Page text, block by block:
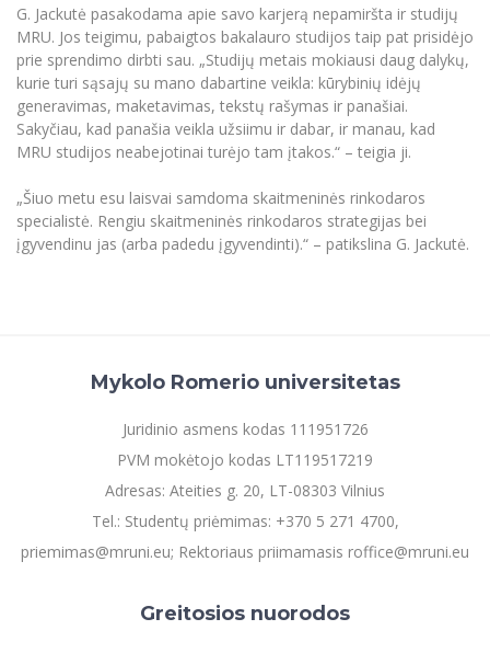
MRU mobilios programėlės
Pagalbos sistema
Profesinė sąjunga
Kontaktų paieška
G. Jackutė pasakodama apie savo karjerą nepamiršta ir studijų
MRU. Jos teigimu, pabaigtos bakalauro studijos taip pat prisidėjo
prie sprendimo dirbti sau. „Studijų metais mokiausi daug dalykų,
kurie turi sąsajų su mano dabartine veikla: kūrybinių idėjų
generavimas, maketavimas, tekstų rašymas ir panašiai.
Sakyčiau, kad panašia veikla užsiimu ir dabar, ir manau, kad
MRU studijos neabejotinai turėjo tam įtakos.“ – teigia ji.
„Šiuo metu esu laisvai samdoma skaitmeninės rinkodaros
specialistė. Rengiu skaitmeninės rinkodaros strategijas bei
įgyvendinu jas (arba padedu įgyvendinti).“ – patikslina G. Jackutė.
Mykolo Romerio universitetas
Juridinio asmens kodas 111951726
PVM mokėtojo kodas LT119517219
Adresas: Ateities g. 20, LT-08303 Vilnius
Tel.: Studentų priėmimas: +370 5 271 4700,
priemimas@mruni.eu; Rektoriaus priimamasis roffice@mruni.eu
Greitosios nuorodos